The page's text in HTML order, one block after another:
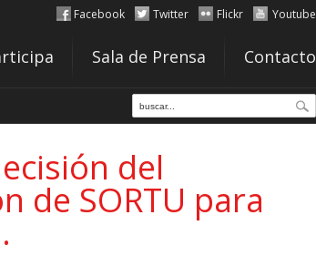
Facebook Twitter Flickr Youtube
Sala de Prensa Contacto
del
de SORTU para